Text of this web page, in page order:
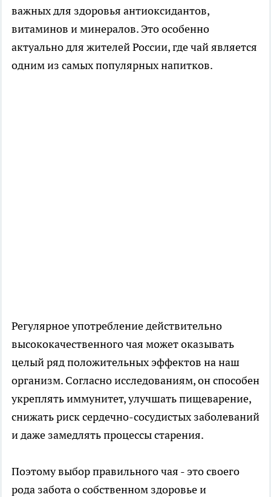
важных для здоровья антиоксидантов,
витаминов и минералов. Это особенно
актуально для жителей России, где чай является
одним из самых популярных напитков.
Регулярное употребление действительно
высококачественного чая может оказывать
целый ряд положительных эффектов на наш
организм. Согласно исследованиям, он способен
укреплять иммунитет, улучшать пищеварение,
снижать риск сердечно-сосудистых заболеваний
и даже замедлять процессы старения.
Поэтому выбор правильного чая - это своего
рода забота о собственном здоровье и